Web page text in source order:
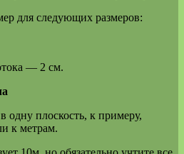
для следующих размеров:
— 2 см.
одну плоскость, к примеру,
к метрам.